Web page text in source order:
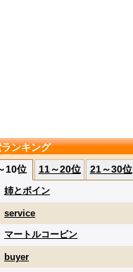
ンキング
10位
11～20位 21～30位
姉とボイン
service
マートルコービン
buyer